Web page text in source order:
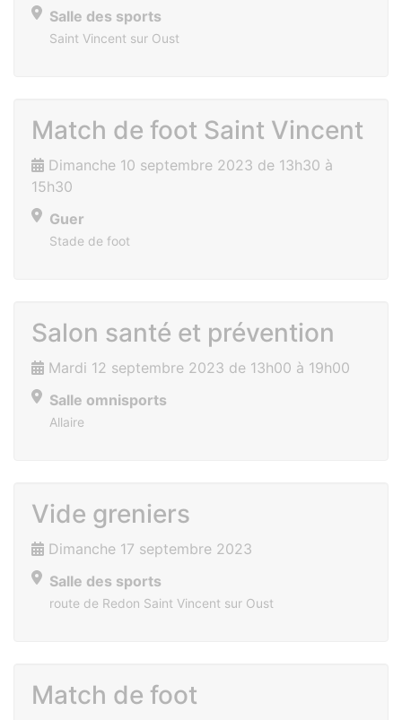
Salle des sports
Saint Vincent sur Oust
Match de foot Saint Vincent
Dimanche 10 septembre 2023 de 13h30 à
15h30
Guer
Stade de foot
Salon santé et prévention
Mardi 12 septembre 2023 de 13h00 à 19h00
Salle omnisports
Allaire
Vide greniers
Dimanche 17 septembre 2023
Salle des sports
route de Redon Saint Vincent sur Oust
Match de foot